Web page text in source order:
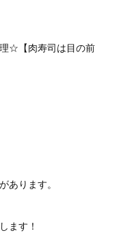
☆【肉寿司は目の前
あります。
ます！